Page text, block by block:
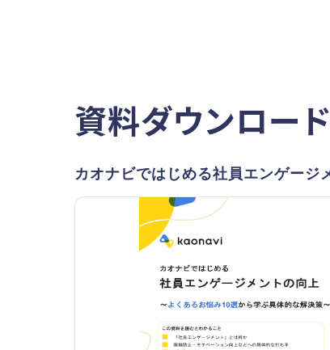
資料ダウンロード
カオナビではじめる社員エンゲージ